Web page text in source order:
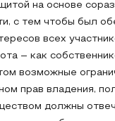
на основе
с тем чтобы был
всех
– как
возможные
прав владения,
должны